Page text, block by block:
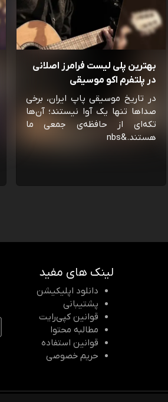
بهترین پلی لیست فرامرز اصلانی
در پلتفرم اکو موسیقی
در تاریخ موسیقی پاپ ایران، برخی
صداها تنها یک آوا نیستند؛ آن‌ها
تکه‌ای از حافظه‌ی جمعی ما
هستند.&nbs
لینک های مفید
دانلود اپلیکیشن
پشتیبانی
قوانین کپی‌رایت
مطالبه محتوا
قوانین استفاده
حریم خصوصی